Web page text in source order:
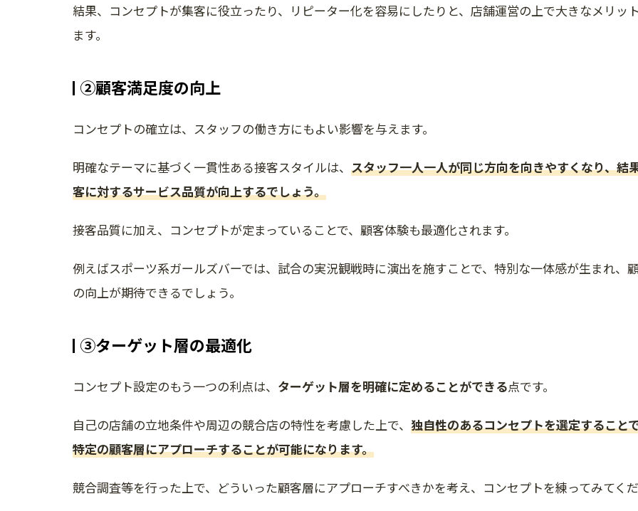
結果、コンセプトが集客に役立ったり、リピーター化を容易にしたりと、店舗運営の上で大きなメリッ
ます。
②顧客満足度の向上
コンセプトの確立は、スタッフの働き方にもよい影響を与えます。
明確なテーマに基づく一貫性ある接客スタイルは、 スタッフ一人一人が同じ方向を向きやすくなり、結
客に対するサービス品質が向上するでしょう。
接客品質に加え、コンセプトが定まっていることで、顧客体験も最適化されます。
例えばスポーツ系ガールズバーでは、試合の実況観戦時に演出を施すことで、特別な一体感が生まれ、
の向上が期待できるでしょう。
③ターゲット層の最適化
コンセプト設定のもう一つの利点は、 ターゲット層を明確に定めることができる点です。
自己の店舗の立地条件や周辺の競合店の特性を考慮した上で、 独自性のあるコンセプトを選定すること
特定の顧客層にアプローチすることが可能になります。
競合調査等を行った上で、どういった顧客層にアプローチすべきかを考え、コンセプトを練ってみてくだ